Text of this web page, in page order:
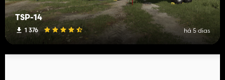
TSP-14
1 376 há 5 dias